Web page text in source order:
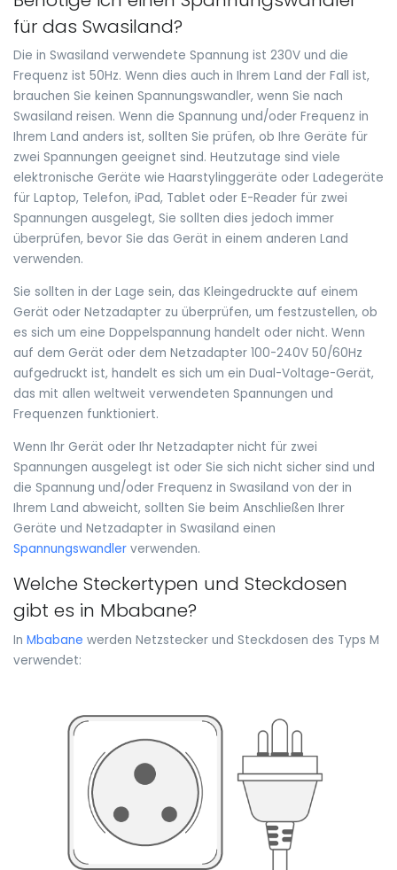
für das Swasiland?
Die in Swasiland verwendete Spannung ist 230V und die
Frequenz ist 50Hz. Wenn dies auch in Ihrem Land der Fall ist,
brauchen Sie keinen Spannungswandler, wenn Sie nach
Swasiland reisen. Wenn die Spannung und/oder Frequenz in
Ihrem Land anders ist, sollten Sie prüfen, ob Ihre Geräte für
zwei Spannungen geeignet sind. Heutzutage sind viele
elektronische Geräte wie Haarstylinggeräte oder Ladegeräte
für Laptop, Telefon, iPad, Tablet oder E-Reader für zwei
Spannungen ausgelegt, Sie sollten dies jedoch immer
überprüfen, bevor Sie das Gerät in einem anderen Land
verwenden.
Sie sollten in der Lage sein, das Kleingedruckte auf einem
Gerät oder Netzadapter zu überprüfen, um festzustellen, ob
es sich um eine Doppelspannung handelt oder nicht. Wenn
auf dem Gerät oder dem Netzadapter 100-240V 50/60Hz
aufgedruckt ist, handelt es sich um ein Dual-Voltage-Gerät,
das mit allen weltweit verwendeten Spannungen und
Frequenzen funktioniert.
Wenn Ihr Gerät oder Ihr Netzadapter nicht für zwei
Spannungen ausgelegt ist oder Sie sich nicht sicher sind und
die Spannung und/oder Frequenz in Swasiland von der in
Ihrem Land abweicht, sollten Sie beim Anschließen Ihrer
Geräte und Netzadapter in Swasiland einen
Spannungswandler verwenden.
Welche Steckertypen und Steckdosen
gibt es in Mbabane?
In Mbabane werden Netzstecker und Steckdosen des Typs M
verwendet: